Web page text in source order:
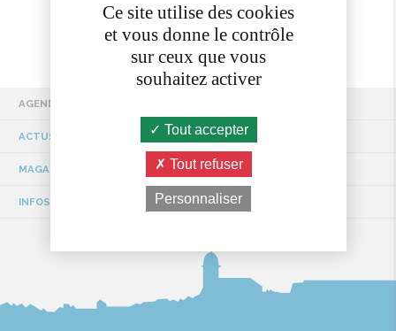
AGENDA
ACTUS / EVÉNEMENTS
MAGAZINE MUNICIPAL
INFOS TRAVAUX
Ce site utilise des cookies
et vous donne le contrôle
sur ceux que vous
souhaitez activer
Tout accepter
Tout refuser
Personnaliser